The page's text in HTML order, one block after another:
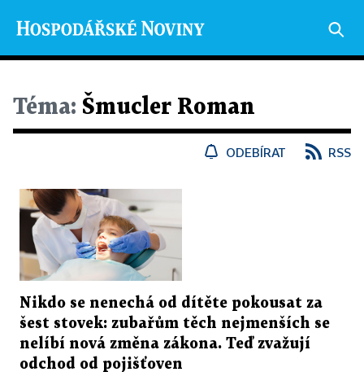
Téma: Šmucler Roman
ODEBÍRAT RSS
Nikdo se nenechá od dítěte pokousat za
šest stovek: zubařům těch nejmenších se
nelíbí nová změna zákona. Teď zvažují
odchod od pojišťoven